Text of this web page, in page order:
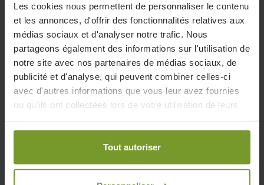
Les cookies nous permettent de personnaliser le contenu
et les annonces, d'offrir des fonctionnalités relatives aux
médias sociaux et d'analyser notre trafic. Nous
partageons également des informations sur l'utilisation de
notre site avec nos partenaires de médias sociaux, de
publicité et d'analyse, qui peuvent combiner celles-ci
avec d'autres informations que vous leur avez fournies
ou qu'ils ont collectées lors de votre utilisation de leurs
Tout autoriser